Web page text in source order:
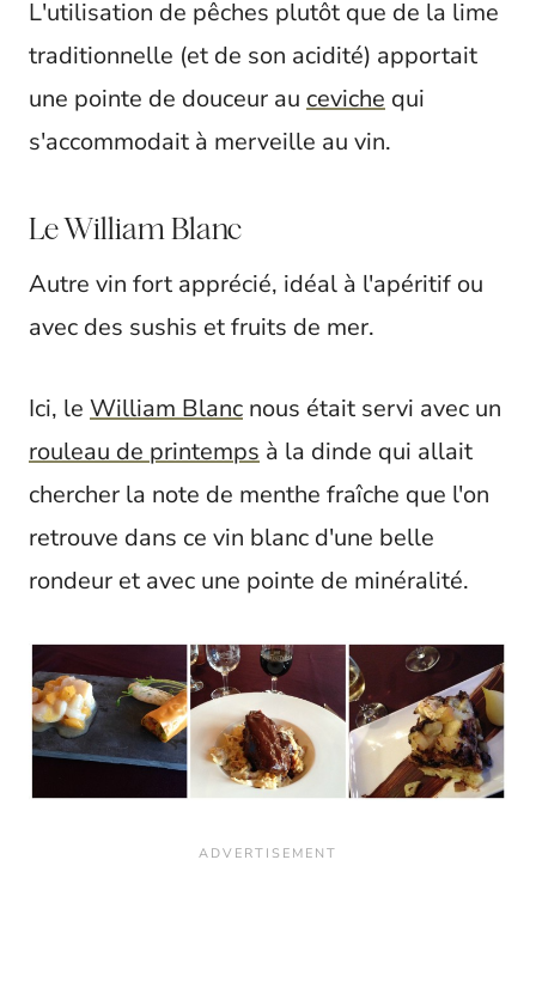
L'utilisation de pêches plutôt que de la lime
traditionnelle (et de son acidité) apportait
une pointe de douceur au ceviche qui
s'accommodait à merveille au vin.
Le William Blanc
Autre vin fort apprécié, idéal à l'apéritif ou
avec des sushis et fruits de mer.
Ici, le William Blanc nous était servi avec un
rouleau de printemps à la dinde qui allait
chercher la note de menthe fraîche que l'on
retrouve dans ce vin blanc d'une belle
rondeur et avec une pointe de minéralité.